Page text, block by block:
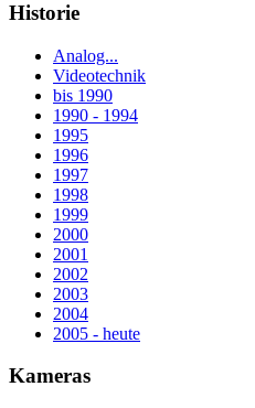
Historie
Analog...
Videotechnik
bis 1990
1990 - 1994
1995
1996
1997
1998
1999
2000
2001
2002
2003
2004
2005 - heute
Kameras